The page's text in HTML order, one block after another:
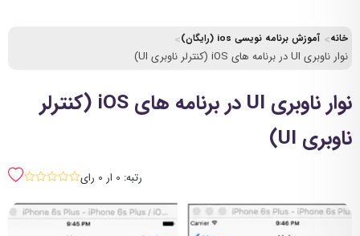
خانه آموزش برنامه نویسی ios (رایگان)
نوار ناوبری UI در برنامه های iOS (کنترلر ناوبری UI)
نوار ناوبری UI در برنامه های iOS (کنترلر
ناوبری UI)
رتبه: 0 ار 0 رای sssss